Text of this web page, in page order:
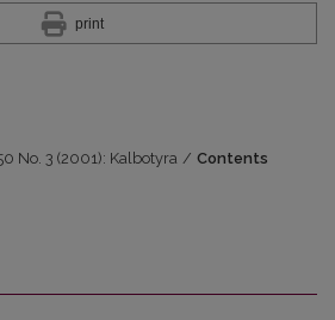
print
No. 3 (2001): Kalbotyra / Contents